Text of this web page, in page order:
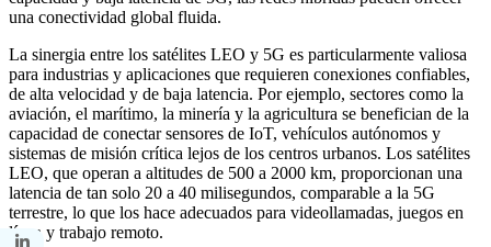
una conectividad global fluida.
La sinergia entre los satélites LEO y 5G es particularmente valiosa
para industrias y aplicaciones que requieren conexiones confiables,
de alta velocidad y de baja latencia. Por ejemplo, sectores como la
aviación, el marítimo, la minería y la agricultura se benefician de la
capacidad de conectar sensores de IoT, vehículos autónomos y
sistemas de misión crítica lejos de los centros urbanos. Los satélites
LEO, que operan a altitudes de 500 a 2000 km, proporcionan una
latencia de tan solo 20 a 40 milisegundos, comparable a la 5G
terrestre, lo que los hace adecuados para videollamadas, juegos en
línea y trabajo remoto.